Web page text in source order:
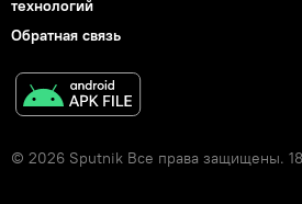
технологий
Обратная связь
© 2026 Sputnik Все права защищены.